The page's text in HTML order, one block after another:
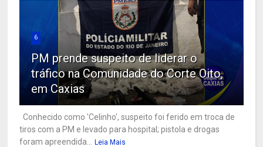
6
PM prende suspeito de liderar o
tráfico na Comunidade do Corte Oito,
em Caxias
Conhecido como 'Celinho', suspeito foi ferido em troca de
tiros com a PM e levado para hospital; pistola e drogas
foram apreendida...
Leia Mais